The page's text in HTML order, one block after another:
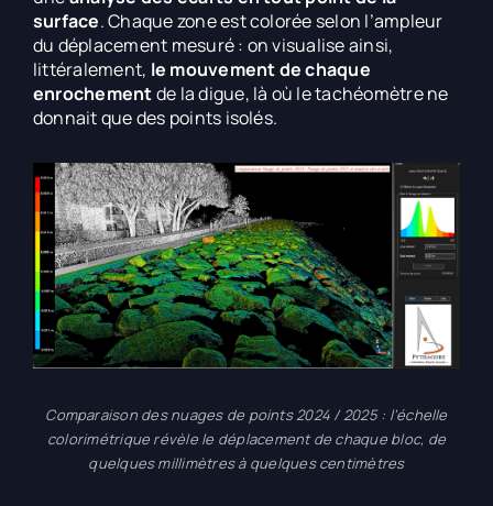
surface. Chaque zone est colorée selon l’ampleur
du déplacement mesuré : on visualise ainsi,
littéralement, le mouvement de chaque
enrochementde la digue, là où le tachéomètre ne
donnait que des points isolés.
Comparaison des nuages de points 2024 / 2025 : l’échelle
colorimétrique révèle le déplacement de chaque bloc, de
quelques millimètres à quelques centimètres